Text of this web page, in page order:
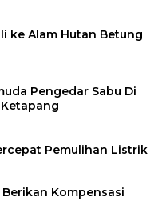
ke Alam Hutan Betung
Pengedar Sabu Di
Pemulihan Listrik
Kompensasi